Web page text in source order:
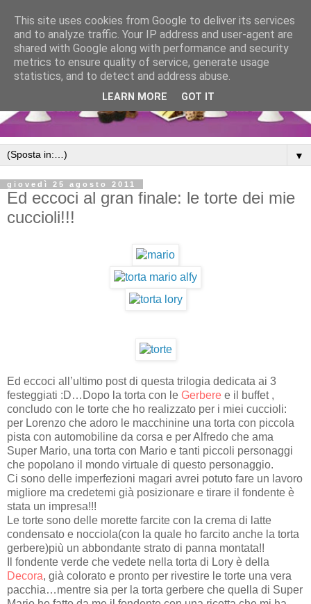
▼
giovedì 25 agosto 2011
Ed eccoci al gran finale: le torte dei mie
cuccioli!!!
Ed eccoci all’ultimo post di questa trilogia dedicata ai 3
festeggiati :D…Dopo la torta con le Gerbere e il buffet ,
concludo con le torte che ho realizzato per i miei cuccioli:
per Lorenzo che adoro le macchinine una torta con piccola
pista con automobiline da corsa e per Alfredo che ama
Super Mario, una torta con Mario e tanti piccoli personaggi
che popolano il mondo virtuale di questo personaggio.
Ci sono delle imperfezioni magari avrei potuto fare un lavoro
migliore ma credetemi già posizionare e tirare il fondente è
stata un impresa!!!
Le torte sono delle morette farcite con la crema di latte
condensato e nocciola(con la quale ho farcito anche la torta
gerbere)più un abbondante strato di panna montata!!
Il fondente verde che vedete nella torta di Lory è della
Decora, già colorato e pronto per rivestire le torte una vera
pacchia…mentre sia per la torta gerbere che quella di Super
This site uses cookies from Google to deliver its services
and to analyze traffic. Your IP address and user-agent are
shared with Google along with performance and security
metrics to ensure quality of service, generate usage
statistics, and to detect and address abuse.
LEARN MORE GOT IT